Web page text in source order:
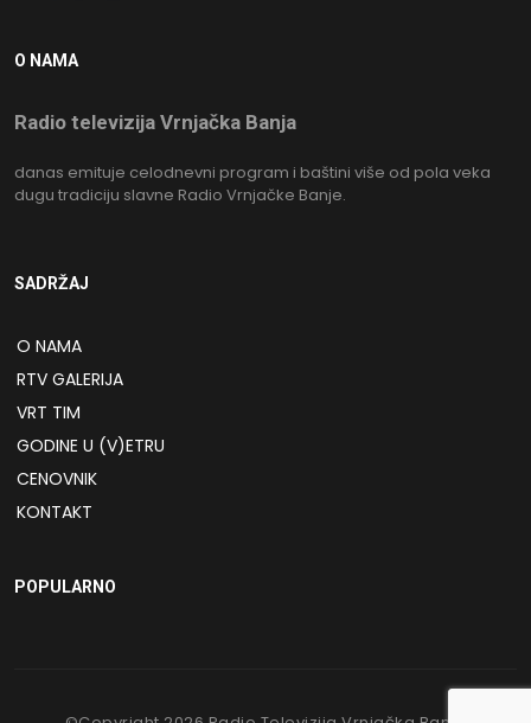
O NAMA
Radio televizija Vrnjačka Banja
danas emituje celodnevni program i baštini više od pola veka
dugu tradiciju slavne Radio Vrnjačke Banje.
SADRŽAJ
O NAMA
RTV GALERIJA
VRT TIM
GODINE U (V)ETRU
CENOVNIK
KONTAKT
POPULARNO